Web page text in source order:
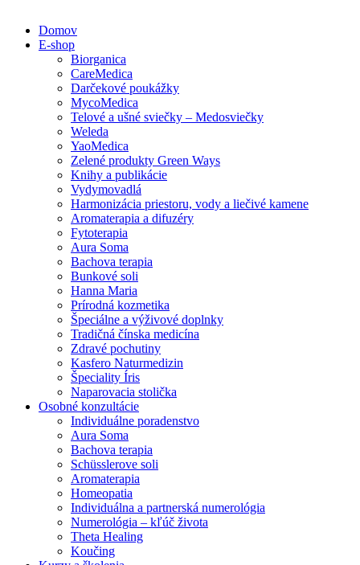
Domov
E-shop
Biorganica
CareMedica
Darčekové poukážky
MycoMedica
Telové a ušné sviečky – Medosviečky
Weleda
YaoMedica
Zelené produkty Green Ways
Knihy a publikácie
Vydymovadlá
Harmonizácia priestoru, vody a liečivé kamene
Aromaterapia a difuzéry
Fytoterapia
Aura Soma
Bachova terapia
Bunkové soli
Hanna Maria
Prírodná kozmetika
Špeciálne a výživové doplnky
Tradičná čínska medicína
Zdravé pochutiny
Kasfero Naturmedizin
Špeciality Íris
Naparovacia stolička
Osobné konzultácie
Individuálne poradenstvo
Aura Soma
Bachova terapia
Schüsslerove soli
Aromaterapia
Homeopatia
Individuálna a partnerská numerológia
Numerológia – kľúč života
Theta Healing
Koučing